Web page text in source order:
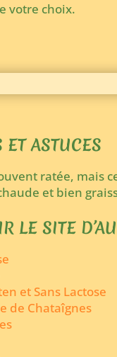
votre choix.
ASTUCES
ratée, mais
et bien
LE SITE
et Sans Lactose
de Chataîgnes